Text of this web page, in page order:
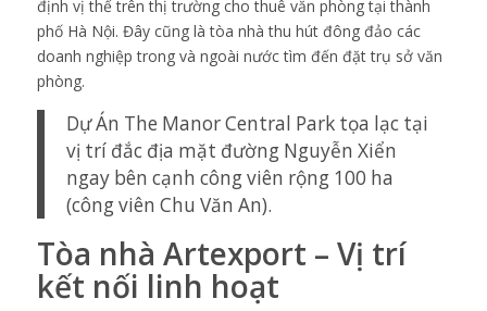
định vị thế trên thị trường cho thuê văn phòng tại thành
phố Hà Nội. Đây cũng là tòa nhà thu hút đông đảo các
doanh nghiệp trong và ngoài nước tìm đến đặt trụ sở văn
phòng.
Dự Án The Manor Central Parktọa lạc tại
vị trí đắc địa mặt đường Nguyễn Xiển
ngay bên cạnh công viên rộng 100 ha
(công viên Chu Văn An).
Tòa nhà Artexport – Vị trí
kết nối linh hoạt